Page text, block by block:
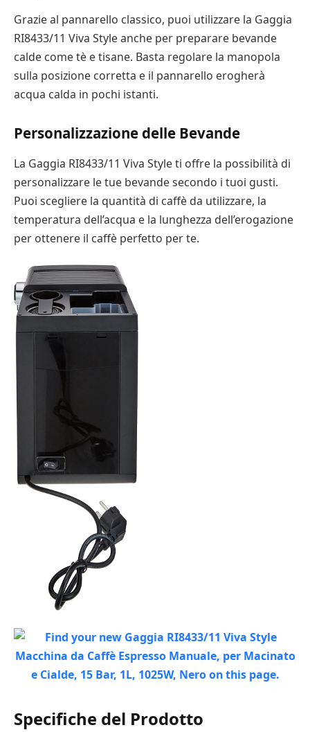
Grazie al pannarello classico, puoi utilizzare la Gaggia
RI8433/11 Viva Style anche per preparare bevande
calde come tè e tisane. Basta regolare la manopola
sulla posizione corretta e il pannarello erogherà
acqua calda in pochi istanti.
Personalizzazione delle Bevande
La Gaggia RI8433/11 Viva Style ti offre la possibilità di
personalizzare le tue bevande secondo i tuoi gusti.
Puoi scegliere la quantità di caffè da utilizzare, la
temperatura dell’acqua e la lunghezza dell’erogazione
per ottenere il caffè perfetto per te.
Specifiche del Prodotto